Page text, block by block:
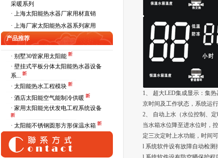
采暖系列
· 上海太阳能热水器厂家用材直销
· 上海厂家太阳能热水器系列家用
产品推荐
· 别墅30管家用太阳能
· 壁挂式平板分体太阳能热水器设备
系...
· 太阳能热水工程模块
· 酒店太阳能空气能制冷供暖
· 家用太阳能光伏发电工程系统设备
· 太阳能不锈钢圆形方形保温水箱
1、 超大LED集成显示：集
京时间及工作状态，系统运
2、 自动上水（水位控制、
当水箱水位降至进水位时，
定三次定时上水功能，时间
l 系统软件设有故障自动检